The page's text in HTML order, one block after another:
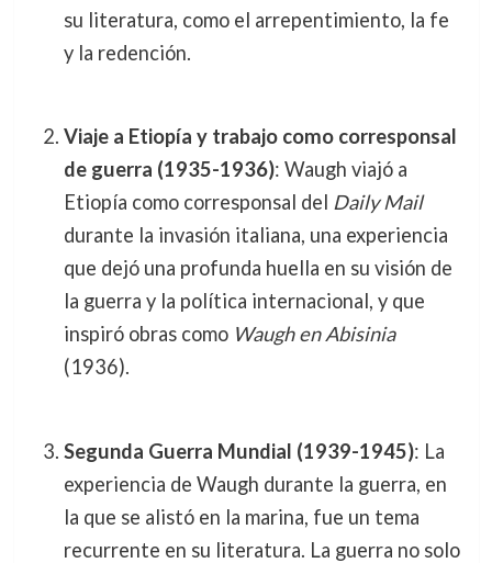
su literatura, como el arrepentimiento, la fe
y la redención.
Viaje a Etiopía y trabajo como corresponsal
de guerra (1935-1936): Waugh viajó a
Etiopía como corresponsal del Daily Mail
durante la invasión italiana, una experiencia
que dejó una profunda huella en su visión de
la guerra y la política internacional, y que
inspiró obras como Waugh en Abisinia
(1936).
Segunda Guerra Mundial (1939-1945): La
experiencia de Waugh durante la guerra, en
la que se alistó en la marina, fue un tema
recurrente en su literatura. La guerra no solo